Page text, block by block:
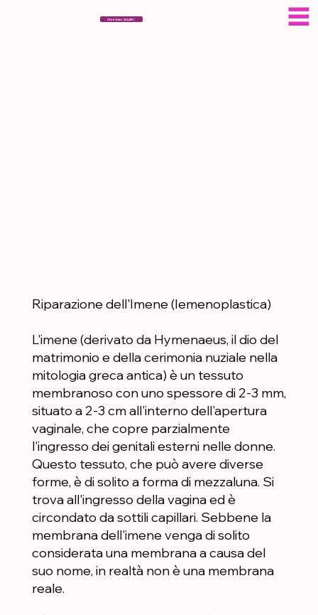
Chi è Eser AGAR?
Riparazione dell'Imene (Iemenoplastica)
L'imene (derivato da Hymenaeus, il dio del
matrimonio e della cerimonia nuziale nella
mitologia greca antica) è un tessuto
membranoso con uno spessore di 2-3 mm,
situato a 2-3 cm all'interno dell'apertura
vaginale, che copre parzialmente
l'ingresso dei genitali esterni nelle donne.
Questo tessuto, che può avere diverse
forme, è di solito a forma di mezzaluna. Si
trova all'ingresso della vagina ed è
circondato da sottili capillari. Sebbene la
membrana dell'imene venga di solito
considerata una membrana a causa del
suo nome, in realtà non è una membrana
reale.